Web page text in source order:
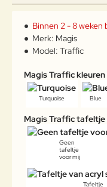
Binnen 2 - 8 weken
Merk: Magis
Model: Traffic
Magis Traffic
Turquoise Blue
Magis Traffic tafeltje
Geen
tafeltje
voor mij
Tafeltje